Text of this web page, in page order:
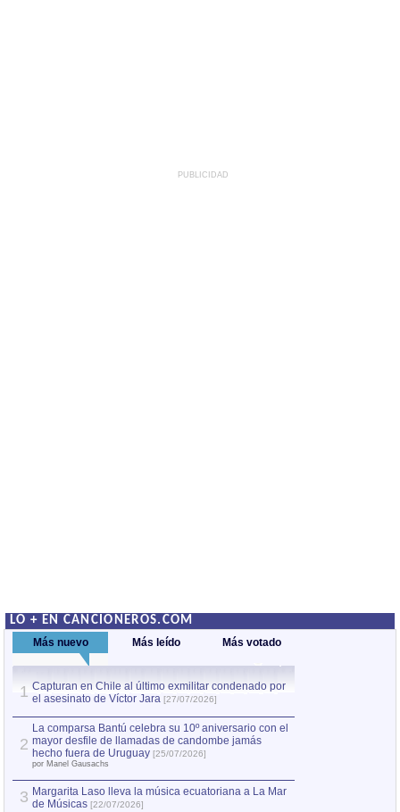
PUBLICIDAD
LO + EN CANCIONEROS.COM
Más nuevo Más leído Más votado
1 Capturan en Chile al último exmilitar condenado por
el asesinato de Víctor Jara [27/07/2026]
2
La comparsa Bantú celebra su 10º aniversario con el
mayor desfile de llamadas de candombe jamás
hecho fuera de Uruguay [25/07/2026]
por Manel Gausachs
3 Margarita Laso lleva la música ecuatoriana a La Mar
de Músicas [22/07/2026]